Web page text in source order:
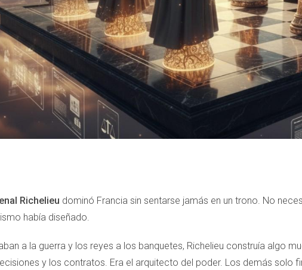
Richelieu dominó Francia sin sentarse jamás en un trono. No
había diseñado.
a la guerra y los reyes a los banquetes, Richelieu construía algo
y los contratos. Era el arquitecto del poder. Los demás solo